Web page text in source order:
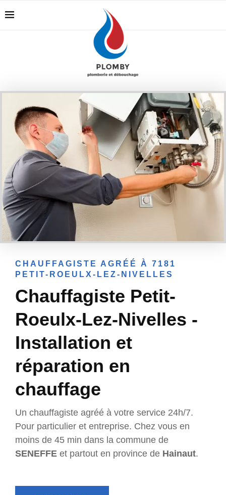
CHAUFFAGISTE AGRÉÉ À 7181
PETIT-ROEULX-LEZ-NIVELLES
Chauffagiste Petit-
Roeulx-Lez-Nivelles -
Installation et
réparation en
chauffage
Un chauffagiste agréé à votre service 24h/7.
Pour particulier et entreprise. Chez vous en
moins de 45 min dans la commune de
SENEFFE et partout en province de Hainaut.